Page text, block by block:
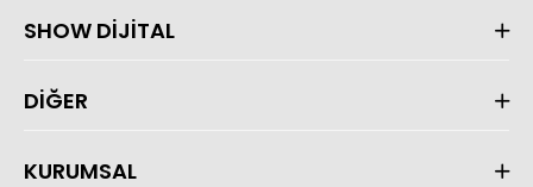
SHOW DİJİTAL
DİĞER
KURUMSAL